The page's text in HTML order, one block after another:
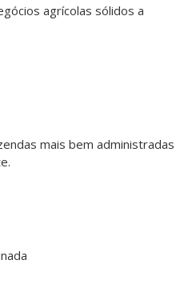
agrícolas sólidos a
mais bem administradas